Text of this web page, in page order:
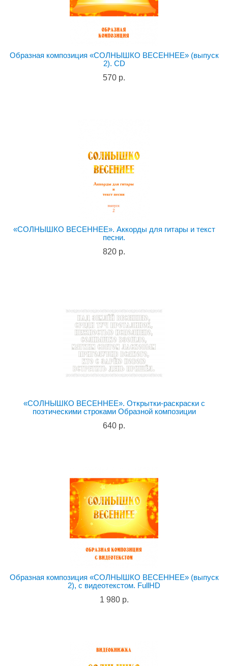
Образная композиция «СОЛНЫШКО ВЕСЕННЕЕ» (выпуск
2). CD
570 р.
«СОЛНЫШКО ВЕСЕННЕЕ». Аккорды для гитары и текст
песни.
820 р.
«СОЛНЫШКО ВЕСЕННЕЕ». Открытки-раскраски с
поэтическими строками Образной композиции
640 р.
Образная композиция «СОЛНЫШКО ВЕСЕННЕЕ» (выпуск
2), с видеотекстом. FullHD
1 980 р.